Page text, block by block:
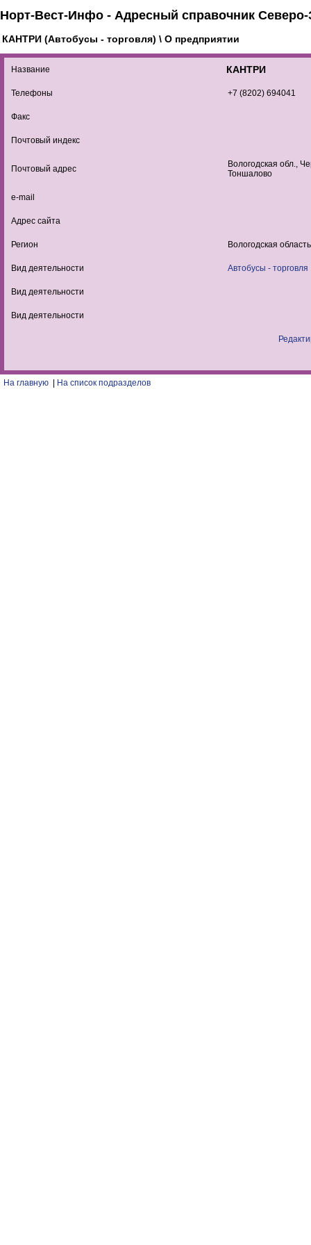
Норт-Вест-Инфо - Адресный справочник Северо-
КАНТРИ (Автобусы - торговля) \ О предприятии
Название КАНТРИ
Телефоны +7 (8202) 694041
Факс
Почтовый индекс
Почтовый адрес
Вологодская обл.,
Тоншалово
e-mail
Адрес сайта
Регион Вологодская область
Вид деятельности Автобусы - торговля
Вид деятельности
Вид деятельности
На главную На список подразделов